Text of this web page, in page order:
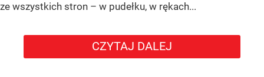
ze wszystkich stron – w pudełku, w rękach...
CZYTAJ DALEJ